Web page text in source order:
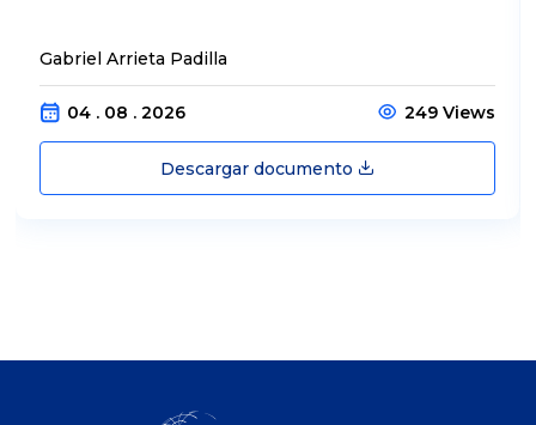
Gabriel Arrieta Padilla
04 . 08 . 2026 249 Views
Descargar documento